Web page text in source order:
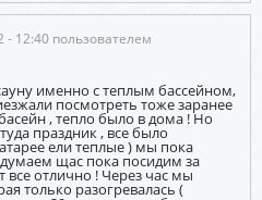
12:40 пользователем
именно с теплым бассейном,
посмотреть тоже заранее
, тепло было в дома ! Но
праздник , все было
ели теплые ) мы пока
щас пока посидим за
все отлично ! Через час мы
только разогревалась (